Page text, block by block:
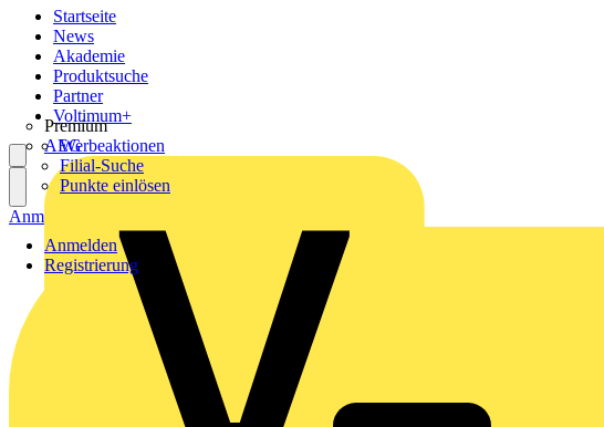
Startseite
News
Akademie
Produktsuche
Partner
Premium
AEG
Voltimum+
Werbeaktionen
Filial-Suche
Punkte einlösen
Anmelden
Registrierung
Anmelden